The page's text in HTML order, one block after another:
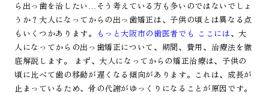
ら出っ歯を治したい…そう考えている方も多いのではないでしょ
うか？大人になってからの出っ歯矯正は、子供の頃とは異なる点
もいくつかあります。
もっと大阪市の歯医者でも ここには、大
人になってからの出っ歯矯正について、期間、費用、治療法を徹
底解説します。 まず、大人になってからの矯正治療は、子供の
頃に比べて歯の移動が遅くなる傾向があります。これは、成長が
止まっているため、骨の代謝がゆっくりになることが原因です。